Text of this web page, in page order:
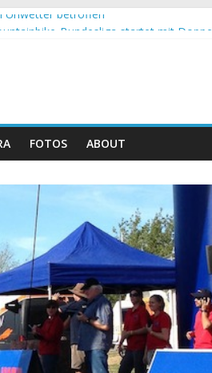
Unwetter betroffen
Seewald führt
XCO-Rennen der Saison
FOTOS ABOUT